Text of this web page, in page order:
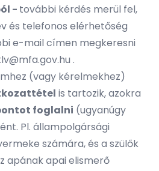
- további kérdés merül fel,
és telefonos elérhetőség
e-mail címen megkeresni
.
(vagy kérelmekhez)
is tartozik, azokra
foglalni (ugyanúgy
Pl. állampolgársági
számára, és a szülők
apának apai elismerő